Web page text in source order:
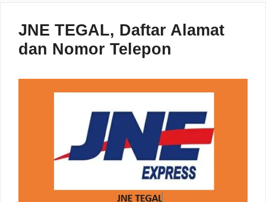
JNE TEGAL, Daftar Alamat
dan Nomor Telepon